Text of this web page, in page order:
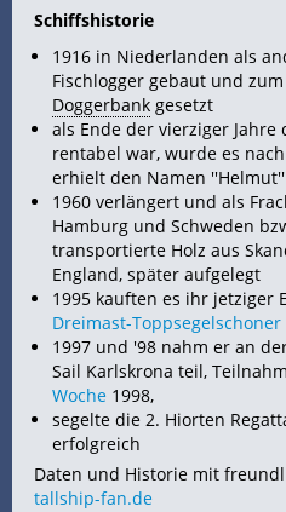
Schiffshistorie
1916 in Niederlanden als
Fischlogger gebaut und
Doggerbank gesetzt
als Ende der vierziger
rentabel war, wurde es
erhielt den Namen
1960 verlängert und als
Hamburg und Schweden
transportierte Holz aus
England, später aufgelegt
1995 kauften es ihr jetziger
Dreimast-Toppsegelschoner
1997 und '98 nahm er an
Sail Karlskrona teil,
Woche 1998,
segelte die 2. Hiorten
erfolgreich
Daten und Historie mit
tallship-fan.de